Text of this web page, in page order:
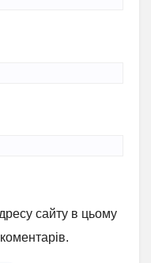
сайту в цьому